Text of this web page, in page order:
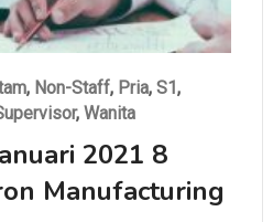
, Non-Staff, Pria, S1,
, Wanita
2021 8
Manufacturing